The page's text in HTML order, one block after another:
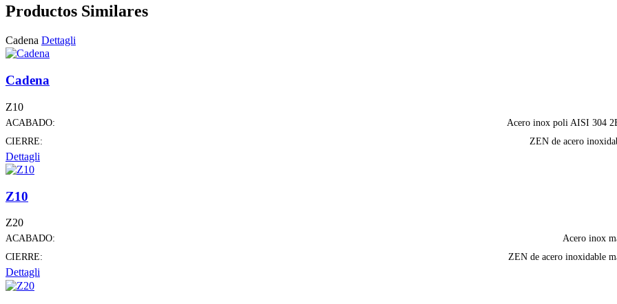
Productos Similares
Cadena Dettagli
Cadena
Z10
ACABADO:
Acero inox poli AISI 304
CIERRE:
ZEN de acero
Dettagli
Z10
Z20
ACABADO:
Acero inox
CIERRE:
ZEN de acero inoxidable
Dettagli